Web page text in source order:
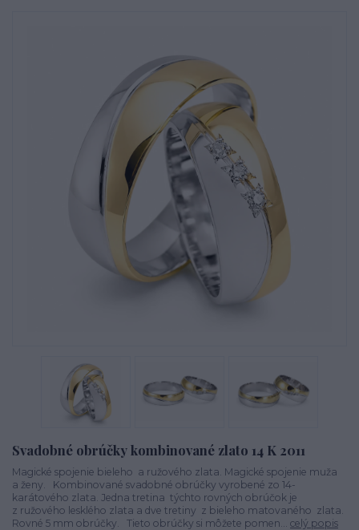
Svadobné obrúčky kombinované zlato 14 K 2011
Magické spojenie bieleho a ružového zlata. Magické spojenie muža
a ženy. Kombinované svadobné obrúčky vyrobené zo 14-
karátového zlata. Jedna tretina týchto rovných obrúčok je
z ružového lesklého zlata a dve tretiny z bieleho matovaného zlata.
Rovné 5 mm obrúčky. Tieto obrúčky si môžete pomen... celý popis